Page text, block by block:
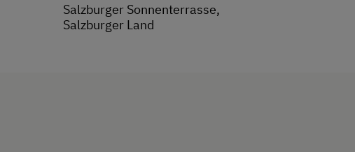
Salzburger Sonnenterrasse,
Salzburger Land